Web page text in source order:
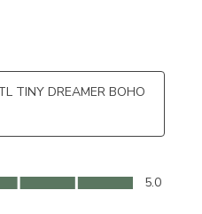
TINY DREAMER BOHO
5.0